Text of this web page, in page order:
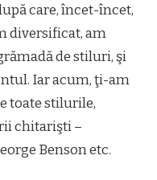
care, încet-încet,
diversificat, am
de stiluri, şi
Iar acum, ţi-am
toate stilurile,
chitarişti –
Benson etc.